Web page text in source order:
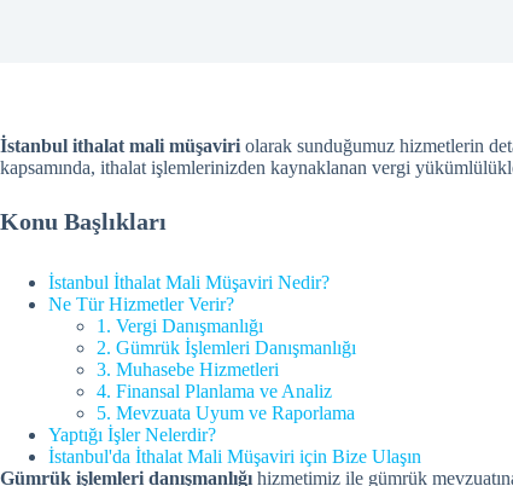
İstanbul ithalat mali müşaviri olarak sunduğumuz hizmetlerin
kapsamında, ithalat işlemlerinizden kaynaklanan vergi
Konu Başlıkları
İstanbul İthalat Mali Müşaviri Nedir?
Ne Tür Hizmetler Verir?
1. Vergi Danışmanlığı
2. Gümrük İşlemleri Danışmanlığı
3. Muhasebe Hizmetleri
4. Finansal Planlama ve Analiz
5. Mevzuata Uyum ve Raporlama
Yaptığı İşler Nelerdir?
İstanbul'da İthalat Mali Müşaviri için Bize Ulaşın
Gümrük işlemleri danışmanlığı hizmetimiz ile gümrük